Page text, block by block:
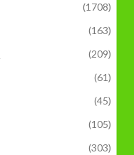
(1708)
(163)
(209)
(61)
(45)
(105)
(303)